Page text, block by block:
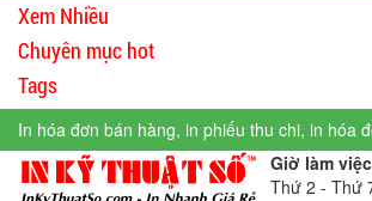
Xem Nhiều
Chuyên mục hot
Tags
In hóa đơn bán hàng, in phiếu thu chi, in hóa
Giờ làm việc
Thứ 2 - Thứ